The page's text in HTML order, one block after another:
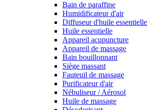
Bain de paraffine
Humidificateur d'air
Diffuseur d'huile essentielle
Huile essentielle
Appareil acupuncture
Appareil de massage
Bain bouillonnant
Siège massant
Fauteuil de massage
Purificateur d'air
Nébuliseur / Aérosol
Huile de massage